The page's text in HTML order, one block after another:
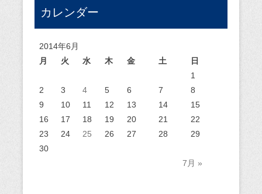
カレンダー
2014年6月
月
火 水 木 金 土 日
7月 »
1
2
3 4 5 6 7
8
9
10 11 12 13 14
15
16
17 18 19 20 21
22
23
24 25 26 27 28
29
30